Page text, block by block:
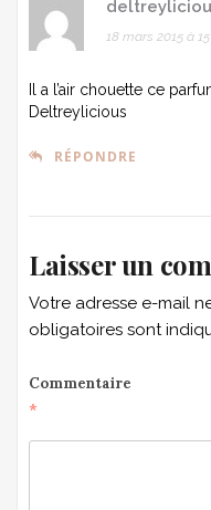
18 mars 2015 à
Il a l’air chouette ce
Deltreylicious
RÉPONDRE
Laisser un
Votre adresse e-mail
obligatoires sont
Commentaire
*